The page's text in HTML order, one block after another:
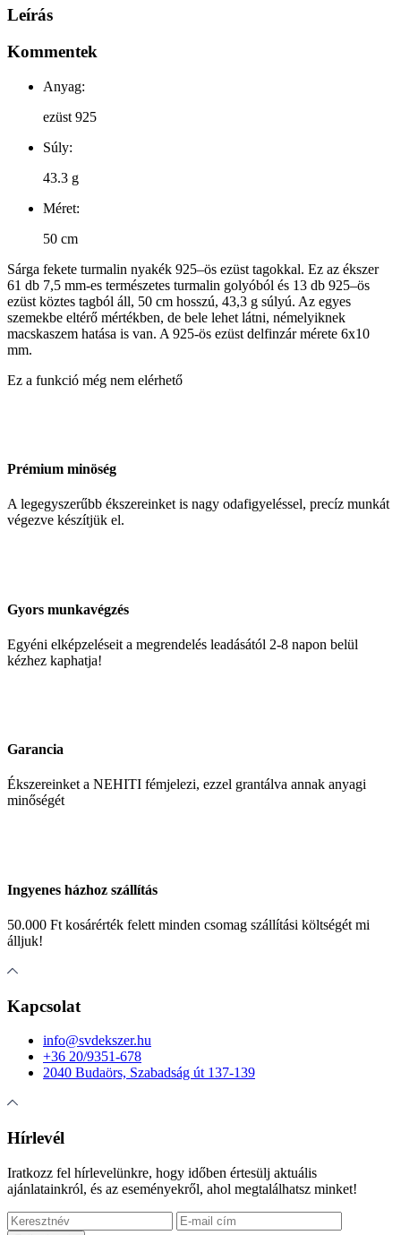
Leírás
Kommentek
Anyag:
ezüst 925
Súly:
43.3 g
Méret:
50 cm
Sárga fekete turmalin nyakék 925–ös ezüst tagokkal. Ez az ékszer
61 db 7,5 mm-es természetes turmalin golyóból és 13 db 925–ös
ezüst köztes tagból áll, 50 cm hosszú, 43,3 g súlyú. Az egyes
szemekbe eltérő mértékben, de bele lehet látni, némelyiknek
macskaszem hatása is van. A 925-ös ezüst delfinzár mérete 6x10
mm.
Ez a funkció még nem elérhető
Prémium minöség
A legegyszerűbb ékszereinket is nagy odafigyeléssel, precíz munkát
végezve készítjük el.
Gyors munkavégzés
Egyéni elképzeléseit a megrendelés leadásától 2-8 napon belül
kézhez kaphatja!
Garancia
Ékszereinket a NEHITI fémjelezi, ezzel grantálva annak anyagi
minőségét
Ingyenes házhoz szállítás
50.000 Ft kosárérték felett minden csomag szállítási költségét mi
álljuk!
Kapcsolat
info@svdekszer.hu
+36 20/9351-678
2040 Budaörs, Szabadság út 137-139
Hírlevél
Iratkozz fel hírlevelünkre, hogy időben értesülj aktuális
ajánlatainkról, és az eseményekről, ahol megtalálhatsz minket!